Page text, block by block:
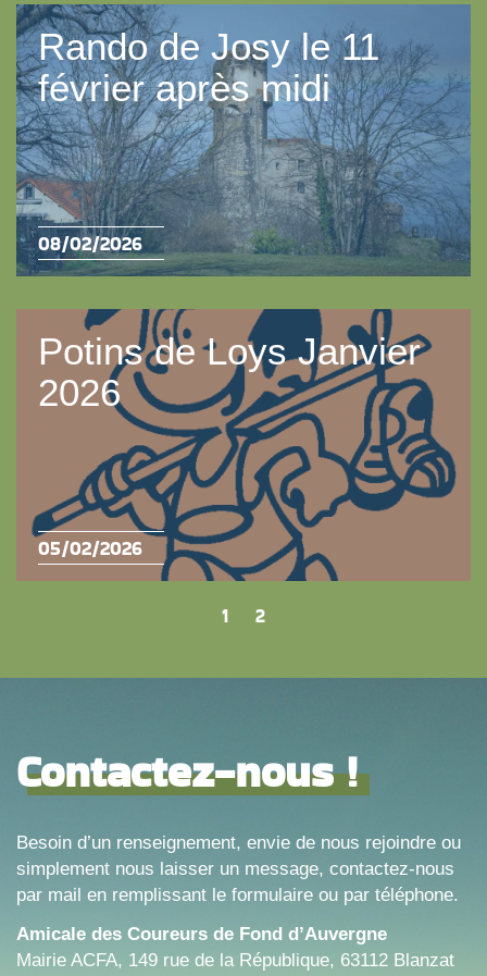
Rando de Josy le 11
février après midi
08/02/2026
Potins de Loys Janvier
2026
05/02/2026
1 2
Contactez-nous !
Besoin d’un renseignement, envie de nous rejoindre ou
simplement nous laisser un message, contactez-nous
par mail en remplissant le formulaire ou par téléphone.
Amicale des Coureurs de Fond d’Auvergne
Mairie ACFA, 149 rue de la République, 63112 Blanzat